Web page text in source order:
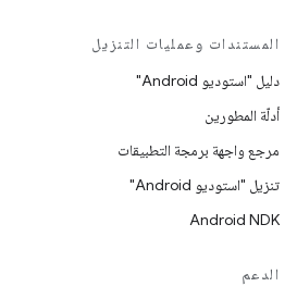
المستندات وعمليات التنزيل
دليل "استوديو Android"
أدلّة المطورين
مرجع واجهة برمجة التطبيقات
تنزيل "استوديو Android"
Android NDK
الدعم